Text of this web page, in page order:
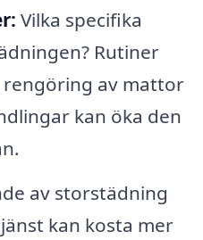
Vilka specifika
Rutiner
av mattor
kan öka den
av storstädning
kan kosta mer